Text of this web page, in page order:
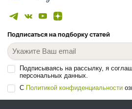
Подписаться на подборку статей
Подписываясь на рассылку, я
персональных данных.
С Политикой конфиденциальности